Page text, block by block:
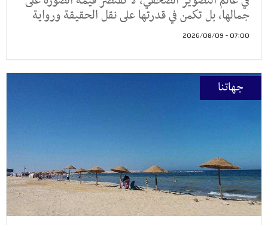
جمالها، بل تكمن في قدرتها على نقل الحقيقة ورواية
07:00 - 2026/08/09
جهاتنا